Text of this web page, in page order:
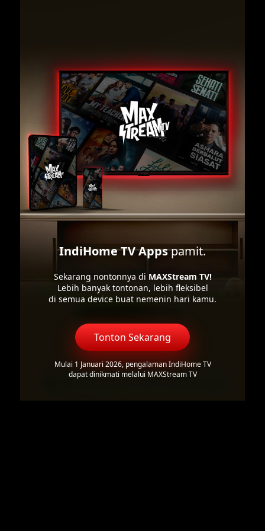
IndiHome TV Appspamit.
Sekarang nontonnya di MAXStream TV!
Lebih banyak tontonan, lebih fleksibel
di semua device buat nemenin hari kamu.
Tonton Sekarang
Mulai 1 Januari 2026, pengalaman IndiHome TV
dapat dinikmati melalui MAXStream TV